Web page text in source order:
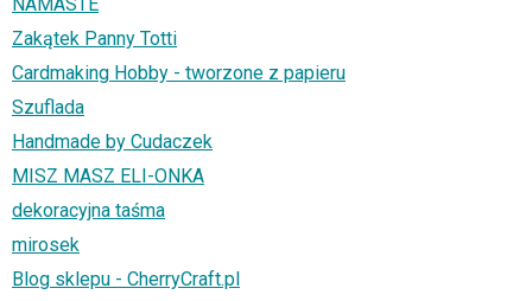
Zakątek Panny Totti
Cardmaking Hobby - tworzone z papieru
Szuflada
Handmade by Cudaczek
MISZ MASZ ELI-ONKA
dekoracyjna taśma
mirosek
Blog sklepu - CherryCraft.pl